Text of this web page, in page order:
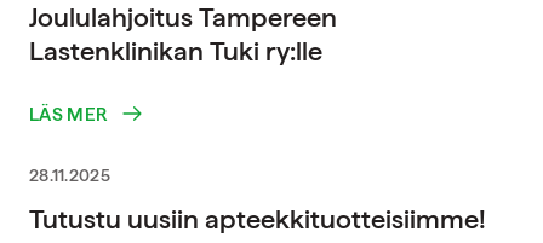
Joululahjoitus Tampereen
Lastenklinikan Tuki ry:lle
LÄS MER
28.11.2025
Tutustu uusiin apteekkituotteisiimme!